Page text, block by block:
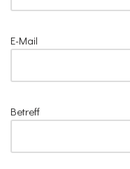
E-Mail
Betreff